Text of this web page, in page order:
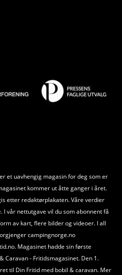
et uavhengig magasin for deg som er
kommer ut åtte ganger i året.
etter redaktørplakaten. Våre verdier
I vår nettutgave vil du som abonnent få
av kart, flere bilder og videoer. I all
campingnorge.no
Magasinet hadde sin første
&Caravan - Fritidsmagasinet. Den 1.
til Din Fritid med bobil &caravan. Mer